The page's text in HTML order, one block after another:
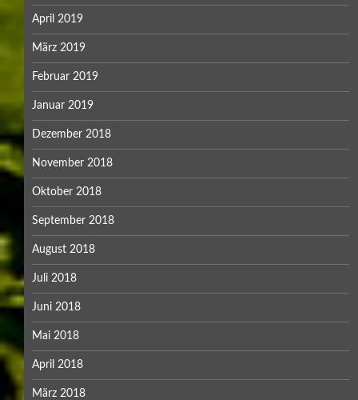
April 2019
März 2019
Februar 2019
Januar 2019
Dezember 2018
November 2018
Oktober 2018
September 2018
August 2018
Juli 2018
Juni 2018
Mai 2018
April 2018
März 2018